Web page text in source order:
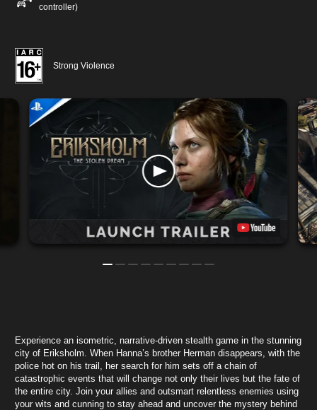
controller)
Strong Violence
Experience an isometric, narrative-driven stealth game in the stunning
city of Eriksholm. When Hanna’s brother Herman disappears, with the
police hot on his trail, her search for him sets off a chain of
catastrophic events that will change not only their lives but the fate of
the entire city. Join your allies and outsmart relentless enemies using
your wits and cunning to stay ahead and uncover the mystery behind